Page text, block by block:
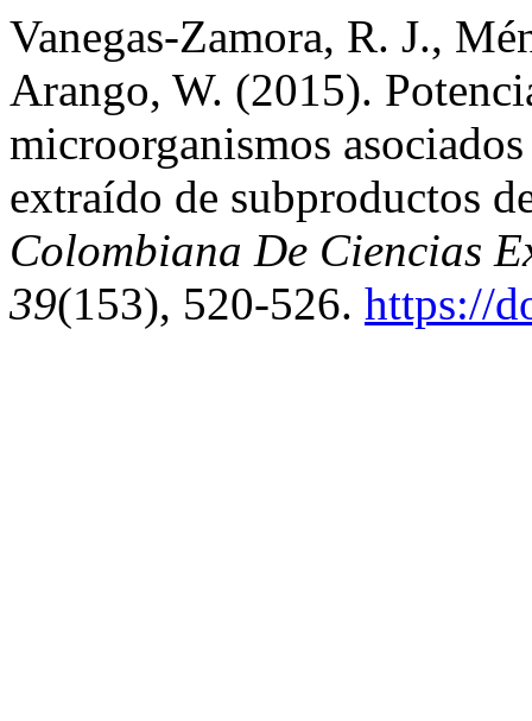
Vanegas-Zamora, R. J.,
Arango, W. (2015).
microorganismos
extraído de subproductos
Colombiana De Ciencias
39(153), 520-526. https://